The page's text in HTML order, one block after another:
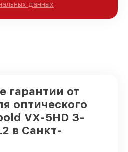
данных
гарантии от
оптического
VX-5HD 3-
в Санкт-